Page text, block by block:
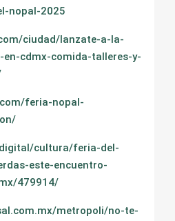
nopal-2025
ciudad/lanzate-a-la-
cdmx-comida-talleres-y-
feria-nopal-
cultura/feria-del-
este-encuentro-
479914/
metropoli/no-te-